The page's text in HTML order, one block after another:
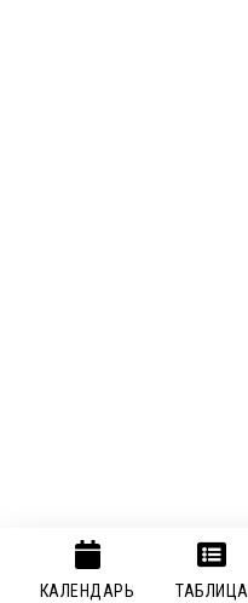
КАЛЕНДАРЬ ТАБЛИЦА